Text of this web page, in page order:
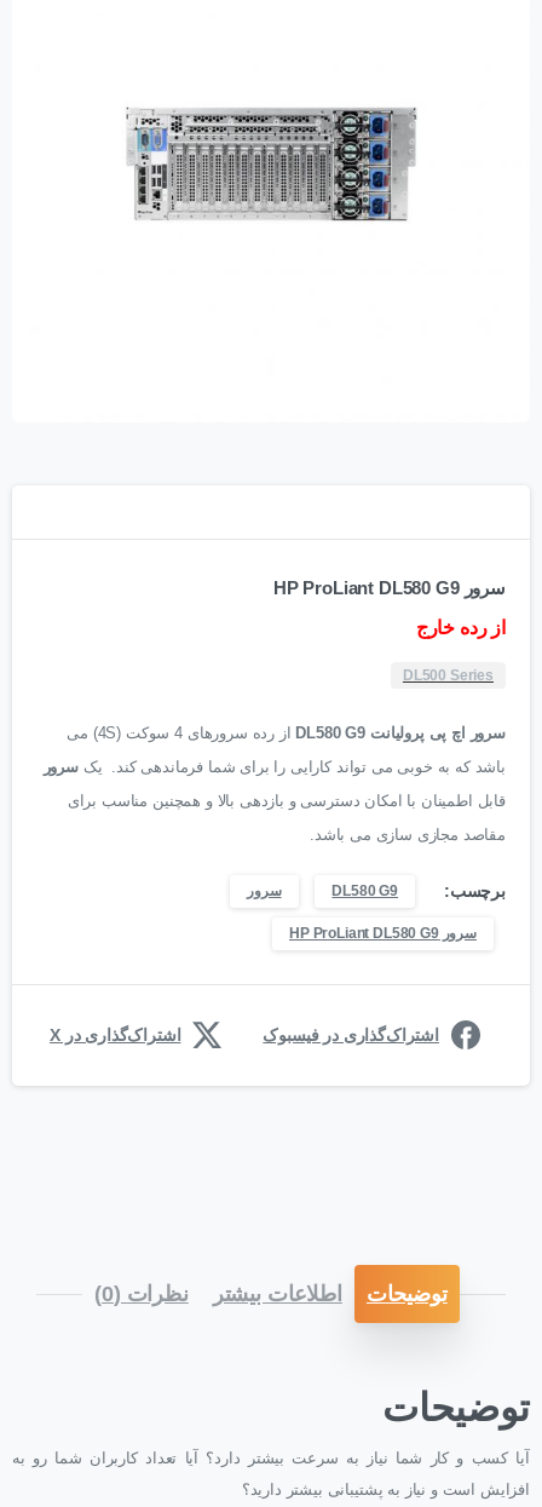
سرور HP ProLiant DL580 G9
از رده خارج
DL500 Series
سرور اچ پی پرولیانت DL580 G9
از رده سرورهای 4 سوکت (4S) می
باشد که به خوبی می تواند کارایی را برای شما فرماندهی کند. یکسرور
قابل اطمینان با امکان دسترسی و بازدهی بالا و همچنین مناسب برای
مقاصد مجازی سازی می باشد.
برچسب: DL580 G9 سرور
سرور HP ProLiant DL580 G9
اشتراک‌گذاری در فیسبوک اشتراک‌گذاری در X
توضیحات اطلاعات بیشتر نظرات (0)
توضیحات
آیا کسب و کار شما نیاز به سرعت بیشتر دارد؟ آیا تعداد کاربران شما رو به
افزایش است و نیاز به پشتیبانی بیشتر دارید؟